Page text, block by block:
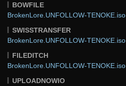
BOWFILE
BrokenLore.UNFOLLOW-TENOKE.iso
SWISSTRANSFER
BrokenLore.UNFOLLOW-TENOKE.iso
FILEDITCH
BrokenLore.UNFOLLOW-TENOKE.iso
UPLOADNOWIO